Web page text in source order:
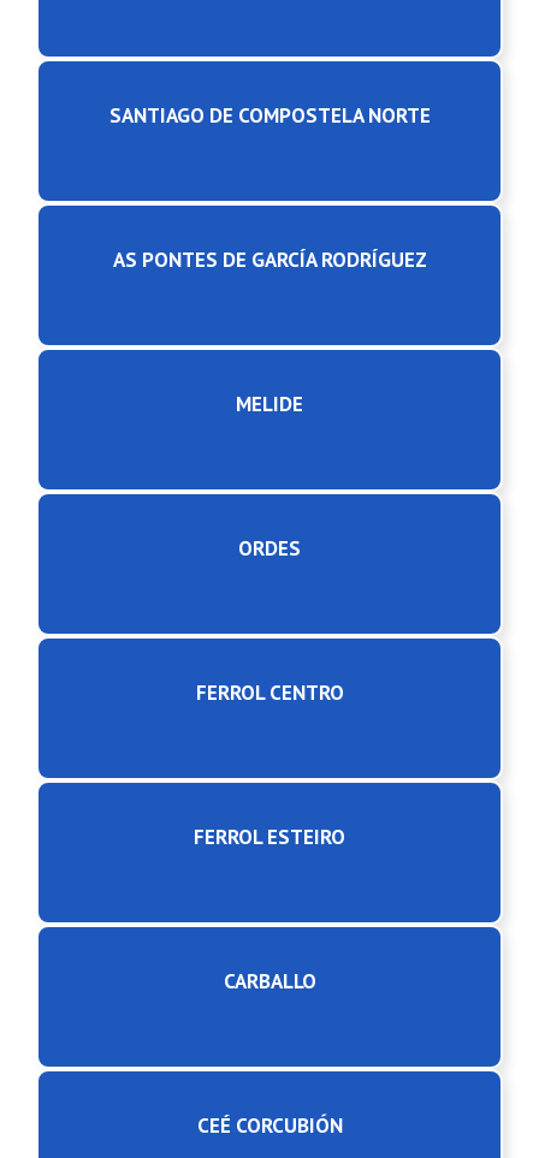
SANTIAGO DE COMPOSTELA NORTE
AS PONTES DE GARCÍA RODRÍGUEZ
MELIDE
ORDES
FERROL CENTRO
FERROL ESTEIRO
CARBALLO
CEÉ CORCUBIÓN